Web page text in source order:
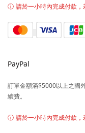
ⓘ 請於一小時內完成付款，
PayPal
訂單金額滿$5000以上之國
續費。
ⓘ 請於一小時內完成付款，